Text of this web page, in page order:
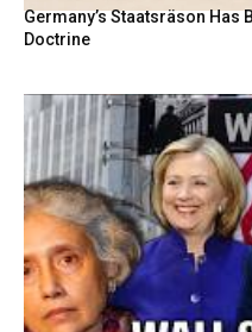
Germany’s Staatsräson Has
Doctrine